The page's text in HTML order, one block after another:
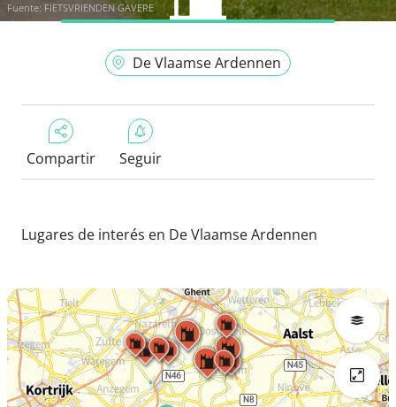
Fuente: FIETSVRIENDEN GAVERE
De Vlaamse Ardennen
Compartir Seguir
Lugares de interés en De Vlaamse Ardennen